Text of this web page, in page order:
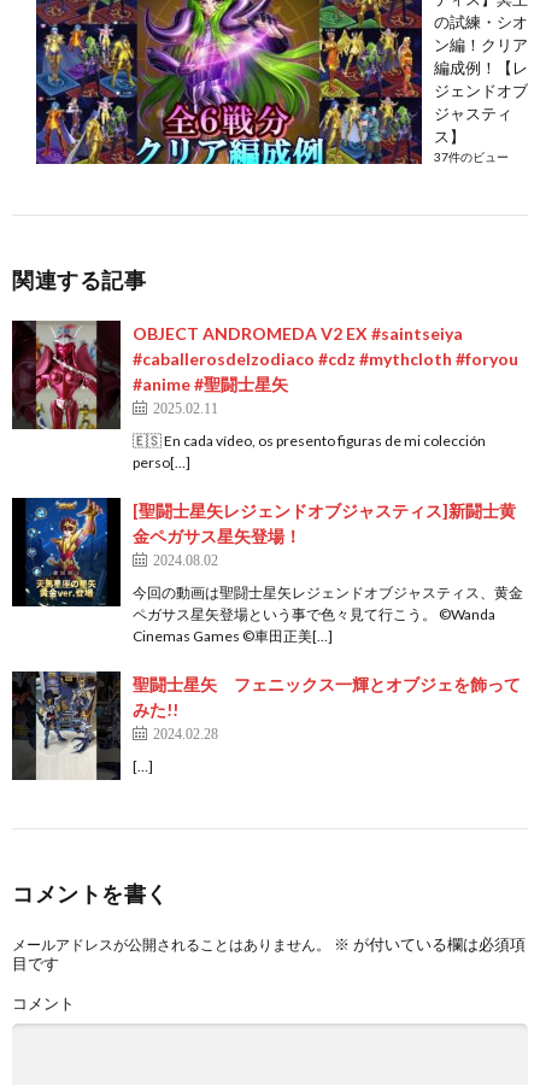
の試練・シオ
ン編！クリア
編成例！【レ
ジェンドオブ
ジャスティ
ス】
37件のビュー
関連する記事
OBJECT ANDROMEDA V2 EX #saintseiya
#caballerosdelzodiaco #cdz #mythcloth #foryou
#anime #聖闘士星矢
2025.02.11
🇪🇸 En cada vídeo, os presento figuras de mi colección
perso[…]
[聖闘士星矢レジェンドオブジャスティス]新闘士黄
金ペガサス星矢登場！
2024.08.02
今回の動画は聖闘士星矢レジェンドオブジャスティス、黄金
ペガサス星矢登場という事で色々見て行こう。 ©Wanda
Cinemas Games ©車田正美[…]
聖闘士星矢 フェニックス一輝とオブジェを飾って
みた!!
2024.02.28
[…]
コメントを書く
メールアドレスが公開されることはありません。 ※ が付いている欄は必須項
目です
コメント